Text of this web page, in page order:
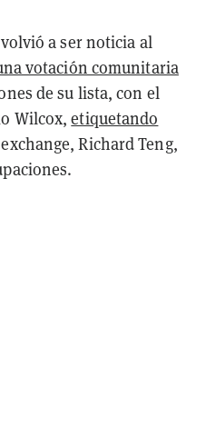
a ser noticia al
votación comunitaria
de su lista, con el
Wilcox,etiquetando
Richard Teng,